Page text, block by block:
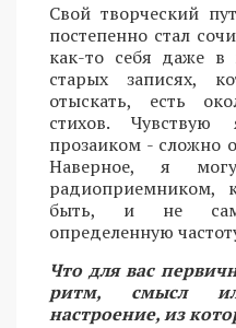
Свой творческий
постепенно стал
как-то себя даже в
старых записях,
отыскать, есть
стихов.
прозаиком - сложно
Наверное, я
радиоприемником,
быть, и не сам
определенную
Что для вас
ритм, смысл
настроение, из